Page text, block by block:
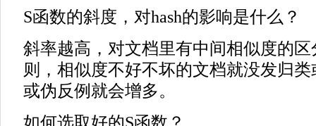
S函数的斜度，对hash的影响是什么？
斜率越高，对文档里有中间相似度的
则，相似度不好不坏的文档就没发归类
或伪反例就会增多。